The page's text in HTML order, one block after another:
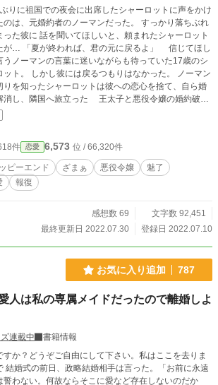
りに祖国での夜会に出席したシャーロットに声をかけ
のは、元婚約者のノーマンだった。 すっかり落ちぶれ
った彼に 話を聞いてほしいと、頼まれたシャーロット
元に戻るよ」 信じてほし
うノーマンの言葉に迷いながらも待っていた17歳のシ
ット。 しかし彼には戻るつもりはなかった。 ノーマン
りを知ったシャーロットは彼への恋心を捨て、自ら婚
隣国へ旅立った 王太子と悪役令嬢の婚約破棄
な運命が始まった シャーロットの話 真実の愛
者の胸糞発言 隣国の腹黒皇太子 自分の好物を詰め
作です どうぞよろしくお願い致します 注意
物の容姿、服装等詳しく書いていません というか、
せん 具体的に書こうとすると、自分はそこから進めな
ことに気付きました 特に容姿に関しましては 『美し
、肉体関係の話が出てきます (具体的な描写は無し)
の点をふまえ、最終話までおつきあいいただ
品』の１作に選んでいただきました！
件 恋愛 6,573 位 / 66,320件
ピーエンド ざまぁ 悪役令嬢
魅了
報復
感想数 69
文字数 92,451
最終更新日 2022.07.30
登録日 2022.07.10
お気に入り追加 787
人は私の専属メイドだったので離婚しよ
連載中
書籍情報
すか？どうぞご自由にして下さい。私はここを去りま
永遠
誓わない。何故ならそこに愛など存在しないのだか